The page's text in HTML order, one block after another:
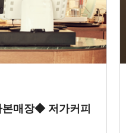
본매장◆ 저가커피
업 ◆고수익매장◆ 소